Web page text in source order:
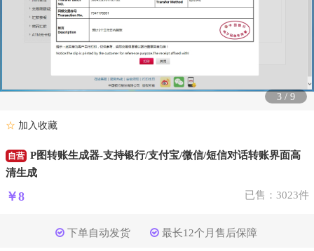
4 / 9
☆ 加入收藏
自营
P图转账生成器-支持银行/支付宝/微信/短信对话转账界面高
清生成
￥8 已售：3023件
下单自动发货 最长12个月售后保障